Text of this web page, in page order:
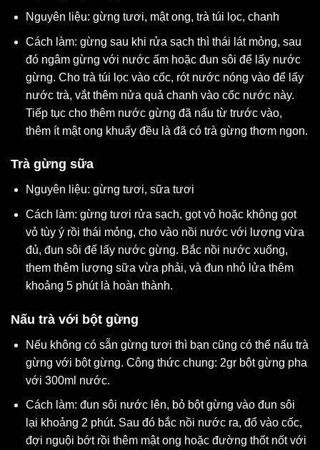
Nguyên liệu: gừng tươi, mật ong, trà túi lọc, chanh
Cách làm: gừng sau khi rửa sạch thì thái lát mỏng, sau
đó ngâm gừng với nước ấm hoặc đun sôi để lấy nước
gừng. Cho trà túi lọc vào cốc, rót nước nóng vào để lấy
nước trà, vắt thêm nửa quả chanh vào cốc nước này.
Tiếp tục cho thêm nước gừng đã nấu từ trước vào,
thêm ít mật ong khuấy đều là đã có trà gừng thơm ngon.
Trà gừng sữa
Nguyên liệu: gừng tươi, sữa tươi
Cách làm: gừng tươi rửa sạch, gọt vỏ hoặc không gọt
vỏ tùy ý rồi thái mỏng, cho vào nồi nước với lượng vừa
đủ, đun sôi để lấy nước gừng. Bắc nồi nước xuống,
them thêm lượng sữa vừa phải, và đun nhỏ lửa thêm
khoảng 5 phút là hoàn thành.
Nấu trà với bột gừng
Nếu không có sẵn gừng tươi thì bạn cũng có thể nấu trà
gừng với bột gừng. Công thức chung: 2gr bột gừng pha
với 300ml nước.
Cách làm: đun sôi nước lên, bỏ bột gừng vào đun sôi
lại khoảng 2 phút. Sau đó bắc nồi nước ra, đổ vào cốc,
đợi nguội bớt rồi thêm mật ong hoặc đường thốt nốt với